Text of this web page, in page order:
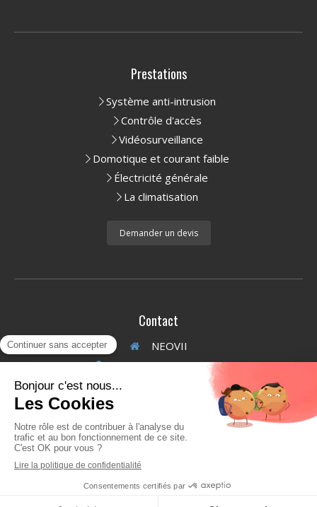
Prestations
Système anti-intrusion
Contrôle d'accès
Vidéosurveillance
Domotique et courant faible
Électricité générale
La climatisation
Demander un devis
Contact
NEOVII
2 Rue Georges Méliès
Afficher le téléphone